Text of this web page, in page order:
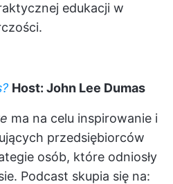
edukacji w
Host: John Lee Dumas
ma na celu inspirowanie i
przedsiębiorców
osób, które odniosły
Podcast skupia się na: